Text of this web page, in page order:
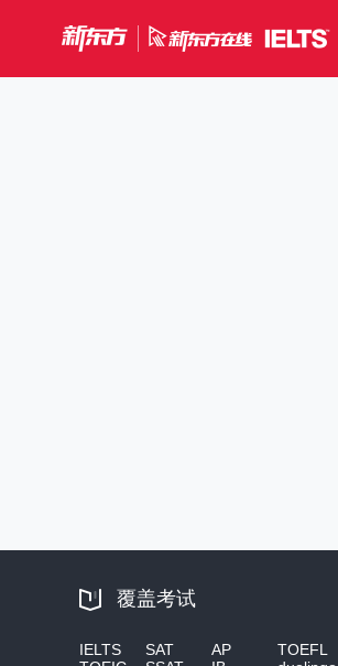
覆盖考试
IELTS SAT AP TOEFL